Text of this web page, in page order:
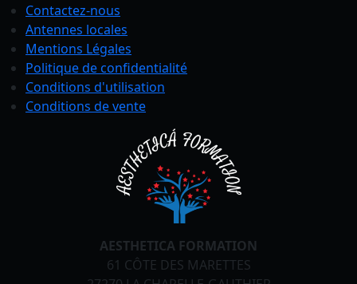
Contactez-nous
Antennes locales
Mentions Légales
Politique de confidentialité
Conditions d'utilisation
Conditions de vente
AESTHETICA FORMATION
61 CÔTE DES MARETTES